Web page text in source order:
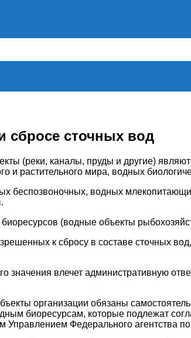
сбросе сточных вод
(реки, каналы, пруды и другие)
и растительного мира, водных
беспозвоночных, водных
(водные объекты
к сбросу в составе сточных
влечет административную
организации обязаны
биоресурсам, которые подлежат
Федерального агентства